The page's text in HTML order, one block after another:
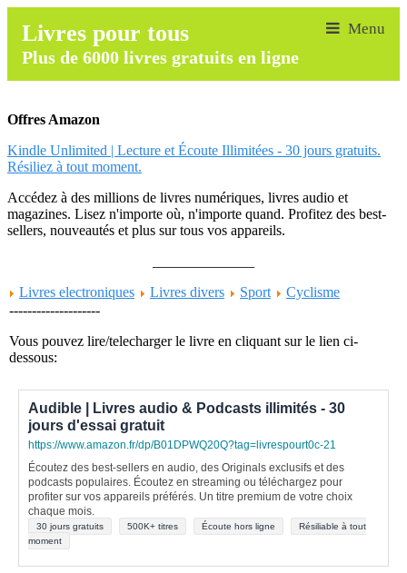
Livres pour tous
Plus de 6000 livres gratuits en ligne
Offres Amazon
Kindle Unlimited | Lecture et Écoute Illimitées - 30 jours gratuits.
Résiliez à tout moment.
Accédez à des millions de livres numériques, livres audio et
magazines. Lisez n'importe où, n'importe quand. Profitez des best-
sellers, nouveautés et plus sur tous vos appareils.
Livres electroniques
Livres divers Sport
Cyclisme
--------------------
Vous pouvez lire/telecharger le livre en cliquant sur le lien ci-
dessous:
Audible | Livres audio & Podcasts illimités - 30
jours d'essai gratuit
https://www.amazon.fr/dp/B01DPWQ20Q?tag=livrespourt0c-21
Écoutez des best-sellers en audio, des Originals exclusifs et des
podcasts populaires. Écoutez en streaming ou téléchargez pour
profiter sur vos appareils préférés. Un titre premium de votre choix
chaque mois.
30 jours gratuits 500K+ titres Écoute hors ligne
Résiliable à tout
moment